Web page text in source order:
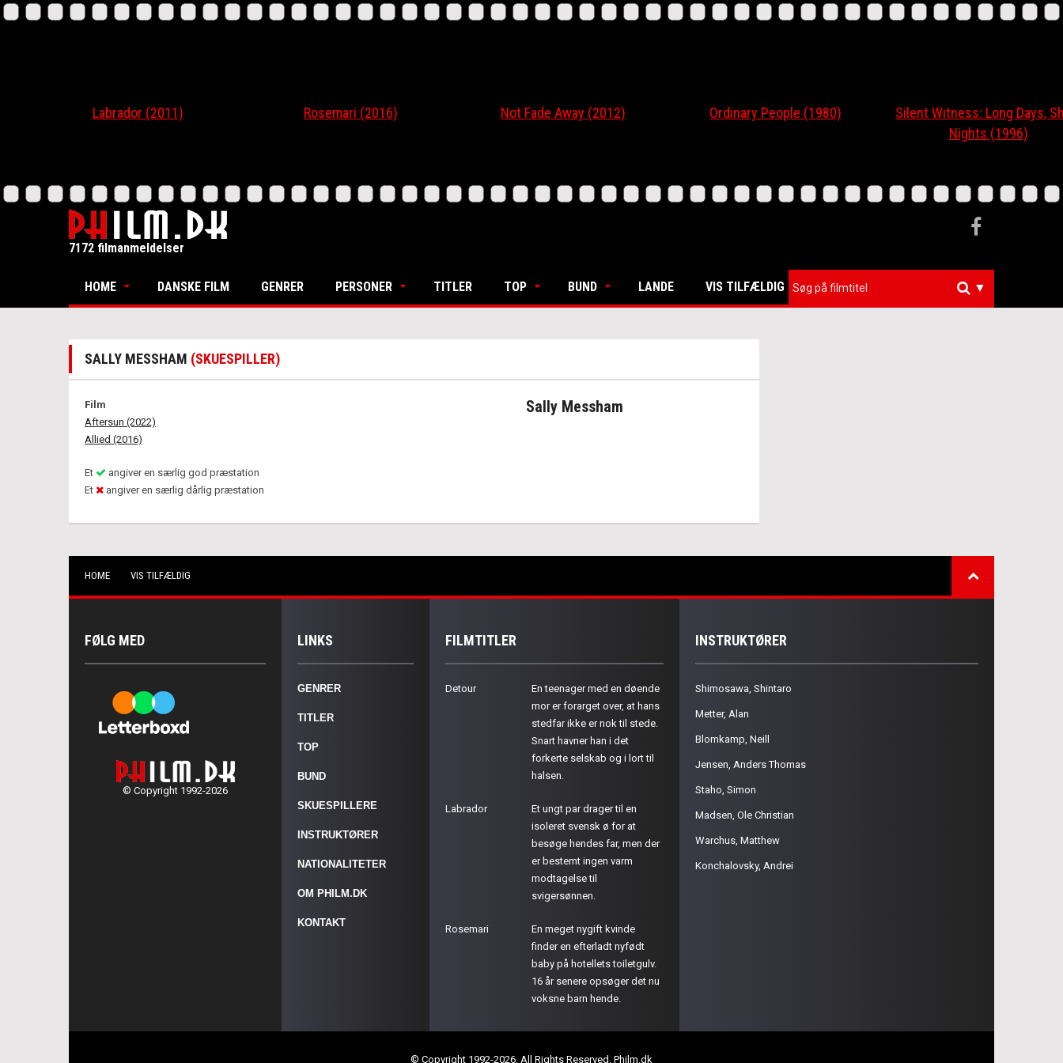
Labrador (2011) Rosemari (2016) Not Fade Away (2012) Ordinary People (1980)
Silent Witness: Long Days, Short
Nights (1996)
7172 filmanmeldelser
HOME DANSKE FILM GENRER PERSONER TITLER TOP BUND LANDE VIS TILFÆLDIG ▼
SALLY MESSHAM (SKUESPILLER)
Sally Messham
Film
Aftersun (2022)
Allied (2016)
Et
angiver en særlig god præstation
Et
angiver en særlig dårlig præstation
HOME VIS TILFÆLDIG
FØLG MED
© Copyright 1992-2026
LINKS
GENRER
TITLER
TOP
BUND
SKUESPILLERE
INSTRUKTØRER
NATIONALITETER
OM PHILM.DK
KONTAKT
FILMTITLER
Detour
En teenager med en døende
mor er forarget over, at hans
stedfar ikke er nok til stede.
Snart havner han i det
forkerte selskab og i lort til
halsen.
Labrador
Et ungt par drager til en
isoleret svensk ø for at
besøge hendes far, men der
er bestemt ingen varm
modtagelse til
svigersønnen.
Rosemari
En meget nygift kvinde
finder en efterladt nyfødt
baby på hotellets toiletgulv.
16 år senere opsøger det nu
voksne barn hende.
INSTRUKTØRER
Shimosawa, Shintaro
Metter, Alan
Blomkamp, Neill
Jensen, Anders Thomas
Staho, Simon
Madsen, Ole Christian
Warchus, Matthew
Konchalovsky, Andrei
© Copyright 1992-2026. All Rights Reserved. Philm.dk